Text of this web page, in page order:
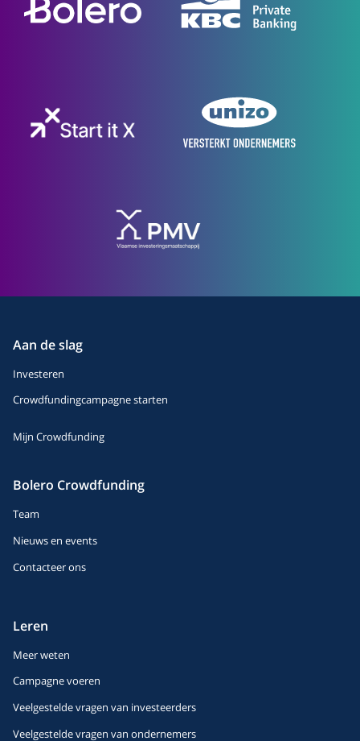
Aan de slag
Investeren
Crowdfundingcampagne starten
Mijn Crowdfunding
Bolero Crowdfunding
Team
Nieuws en events
Contacteer ons
Leren
Meer weten
Campagne voeren
Veelgestelde vragen van investeerders
Veelgestelde vragen van ondernemers